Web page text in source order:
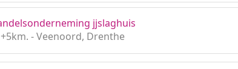
jjslaghuis
+5km. - Veenoord, Drenthe